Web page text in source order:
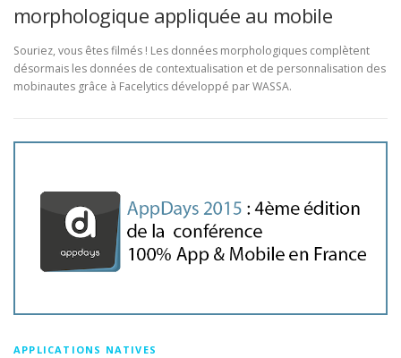
morphologique appliquée au mobile
Souriez, vous êtes filmés ! Les données morphologiques complètent
désormais les données de contextualisation et de personnalisation des
mobinautes grâce à Facelytics développé par WASSA.
APPLICATIONS NATIVES